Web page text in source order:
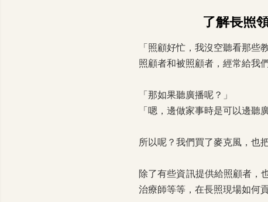
了解長照
「照顧好忙，我沒空聽看那些
照顧者和被照顧者，經常給我
「那如果聽廣播呢？」
「嗯，邊做家事時是可以邊聽
所以呢？我們買了麥克風，也
除了有些資訊提供給照顧者，
治療師等等，在長照現場如何